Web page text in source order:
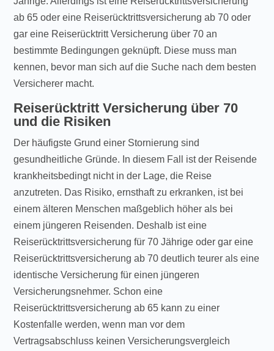
ab 65 oder eine Reiserücktrittsversicherung ab 70 oder
gar eine Reiserücktritt Versicherung über 70 an
bestimmte Bedingungen geknüpft. Diese muss man
kennen, bevor man sich auf die Suche nach dem besten
Versicherer macht.
Reiserücktritt Versicherung über 70
und die Risiken
Der häufigste Grund einer Stornierung sind
gesundheitliche Gründe. In diesem Fall ist der Reisende
krankheitsbedingt nicht in der Lage, die Reise
anzutreten. Das Risiko, ernsthaft zu erkranken, ist bei
einem älteren Menschen maßgeblich höher als bei
einem jüngeren Reisenden. Deshalb ist eine
Reiserücktrittsversicherung für 70 Jährige oder gar eine
Reiserücktrittsversicherung ab 70 deutlich teurer als eine
identische Versicherung für einen jüngeren
Versicherungsnehmer. Schon eine
Reiserücktrittsversicherung ab 65 kann zu einer
Kostenfalle werden, wenn man vor dem
Vertragsabschluss keinen Versicherungsvergleich